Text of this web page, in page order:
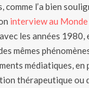
comme l’a bien
interview au Monde
les années 1980,
mêmes
médiatiques,
thérapeutique ou